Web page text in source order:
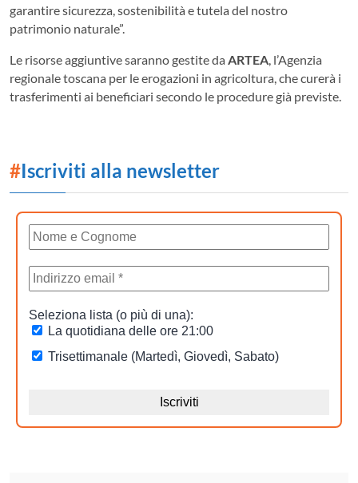
garantire sicurezza, sostenibilità e tutela del nostro
patrimonio naturale”.
Le risorse aggiuntive saranno gestite da ARTEA, l’Agenzia
regionale toscana per le erogazioni in agricoltura, che curerà i
trasferimenti ai beneficiari secondo le procedure già previste.
#Iscriviti alla newsletter